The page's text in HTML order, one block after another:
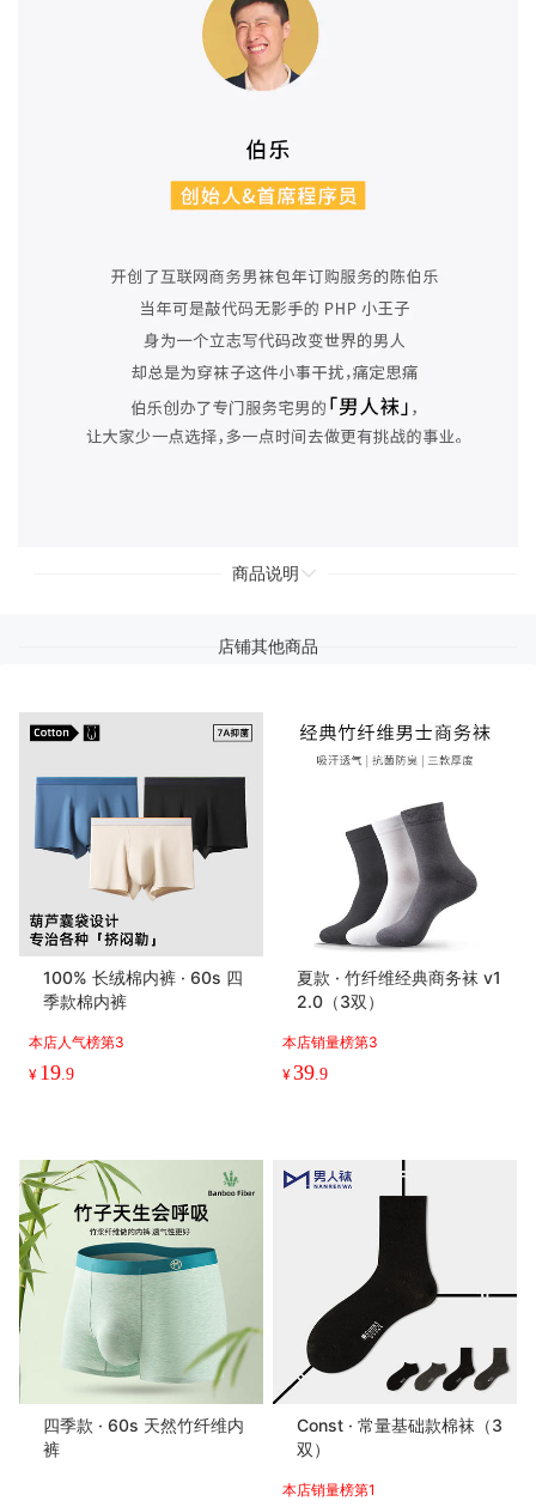
商品说明
店铺其他商品
100% 长绒棉内裤 · 60s 四
季款棉内裤
本店人气榜第3
¥ 19.9
夏款 · 竹纤维经典商务袜 v1
2.0（3双）
本店销量榜第3
¥39.9
四季款 · 60s 天然竹纤维内
裤
Const · 常量基础款棉袜（3
双）
本店销量榜第1